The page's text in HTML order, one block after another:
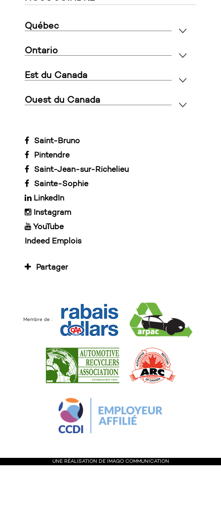
Québec
Ontario
Est du Canada
Ouest du Canada
Saint-Bruno
Pintendre
Saint-Jean-sur-Richelieu
Sainte-Sophie
LinkedIn
Instagram
YouTube
Indeed Emplois
Partager
Membre de :
UNE RÉALISATION DE IMAGOCOMMUNICATION